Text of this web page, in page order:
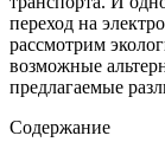
переход на
рассмотрим
возможные
предлагаемые
Содержание